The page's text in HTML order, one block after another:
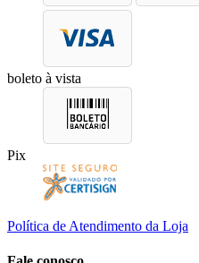
boleto à vista
Pix
Política de Atendimento da Loja